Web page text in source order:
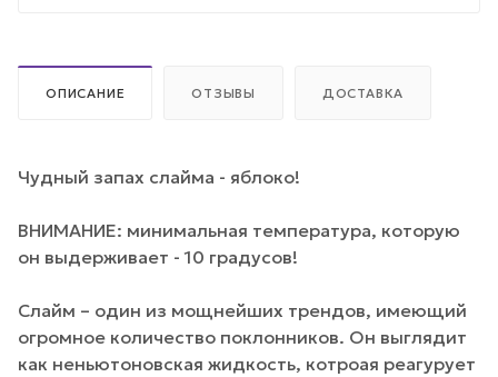
ОПИСАНИЕ ОТЗЫВЫ ДОСТАВКА
Чудный запах слайма - яблоко!
ВНИМАНИЕ: минимальная температура, которую
он выдерживает - 10 градусов!
Слайм – один из мощнейших трендов, имеющий
огромное количество поклонников. Он выглядит
как неньютоновская жидкость, котроая реагурует